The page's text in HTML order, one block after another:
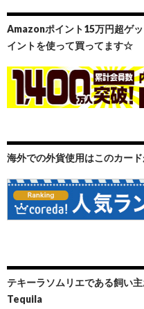
Amazonポイント15万円超ゲ
イントを使って買ってます☆
海外での外貨使用はこのカード
テキーラソムリエである飼い
Tequila